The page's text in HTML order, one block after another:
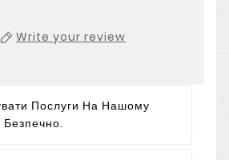
Write your review
Послуги На Нашому
Безпечно.